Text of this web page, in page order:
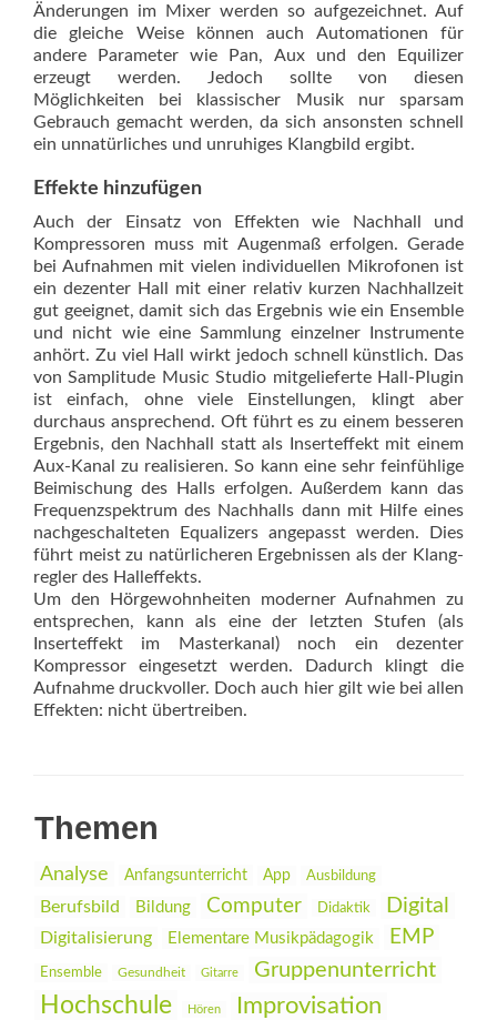
Änderungen im Mixer werden so aufgezeichnet. Auf
die gleiche Weise können auch Automationen für
andere Parameter wie Pan, Aux und den Equilizer
erzeugt werden. Jedoch sollte von diesen
Möglichkeiten bei klassischer Musik nur sparsam
Gebrauch gemacht werden, da sich ansonsten schnell
ein unnatürliches und unruhiges Klangbild ergibt.
Effekte hinzufügen
Auch der Einsatz von Effekten wie Nachhall und
Kompressoren muss mit Augenmaß erfolgen. Gerade
bei Aufnahmen mit vielen individuellen Mikrofonen ist
ein dezenter Hall mit einer relativ kurzen Nachhallzeit
gut geeignet, damit sich das Ergebnis wie ein Ensemble
und nicht wie eine Sammlung einzelner Instrumente
anhört. Zu viel Hall wirkt jedoch schnell künstlich. Das
von Samp­litude Music Studio mitgelieferte Hall-Plugin
ist einfach, ohne viele Einstellungen, klingt aber
durchaus ansprechend. Oft führt es zu einem besseren
Ergebnis, den Nachhall statt als Insert­effekt mit einem
Aux-Kanal zu realisieren. So kann eine sehr feinfühlige
Beimischung des Halls erfolgen. Außerdem kann das
Frequenzspektrum des Nachhalls dann mit Hilfe eines
nachgeschalteten Equalizers angepasst werden. Dies
führt meist zu natürlicheren Ergebnissen als der Klang­
regler des Halleffekts.
Um den Hörgewohnheiten moderner Aufnahmen zu
entsprechen, kann als eine der letzten Stufen (als
Inserteffekt im Masterkanal) noch ein dezenter
Kompressor eingesetzt werden. Dadurch klingt die
Aufnahme druckvoller. Doch auch hier gilt wie bei allen
Effekten: nicht übertreiben.
Themen
Analyse Anfangsunterricht App Ausbildung
Berufsbild Bildung Computer Didaktik Digital
Digitalisierung Elementare Musikpädagogik EMP
Ensemble Gesundheit Gitarre Gruppenunterricht
Hochschule Hören Improvisation